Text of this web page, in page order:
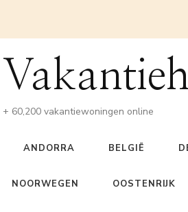
+ 60,200 vakantiewoningen online
ANDORRA BELGIË
NOORWEGEN OOSTENRIJK